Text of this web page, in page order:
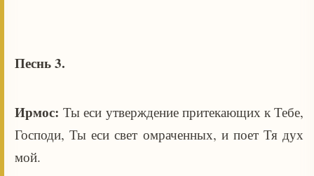
Песнь 3.
Ирмос:Ты еси утверждение притекающих к Тебе,
Господи, Ты еси свет омраченных, и поет Тя дух
мой.